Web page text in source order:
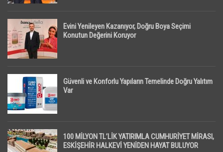
Evini Yenileyen Kazanıyor, Doğru Boya Seçimi
Konutun Değerini Koruyor
Güvenli ve Konforlu Yapıların Temelinde Doğru Yalıtım
Var
100 MİLYON TL’LİK YATIRIMLA CUMHURİYET MİRASI,
ESKİŞEHİR HALKEVİ YENİDEN HAYAT BULUYOR